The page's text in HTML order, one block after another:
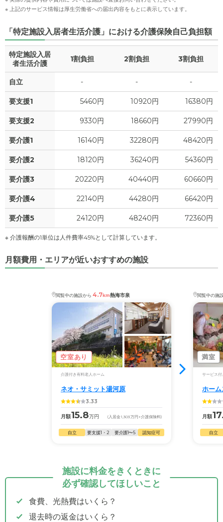
※ 上記のサービス情報は厚生労働省への届出内容をもとに表示しています。
「特定施設入居者生活介護」における介護保険自己負担額
特定施設入居
者生活介護
1割負担 2割負担 3割負担
自立 - - -
要支援1 5460円 10920円 16380円
要支援2 9330円 18660円 27990円
要介護1 16140円 32280円 48420円
要介護2 18120円 36240円 54360円
要介護3 20220円 40440円 60660円
要介護4 22140円 44280円 66420円
要介護5 24120円 48240円 72360円
※ 介護報酬の1単位は人件費率45%として計算しています。
月額費用・エリアが近いおすすめの施設
閲覧中の施設から 4.7km熱海市泉
空室あり
介護付き有料老人ホーム
ネオ・サミット湯河原
3.33
月額15.8万円 (入居金1,303万円 +介護保険料)
自立 要支援1・2 要介護1〜5 認知症可
閲覧中の施
満室
サービス付
ホー
月額
自立
施設に料金をきくときに
必ず確認してほしいこと
食費、光熱費はいくら？
退去時の返金はいくら？